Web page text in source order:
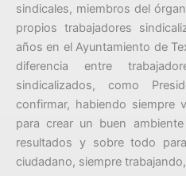
sindicales, miembros del
propios trabajadores
años en el Ayuntamiento de
diferencia entre
sindicalizados, como
confirmar, habiendo siempre
para crear un buen
resultados y sobre todo
ciudadano, siempre